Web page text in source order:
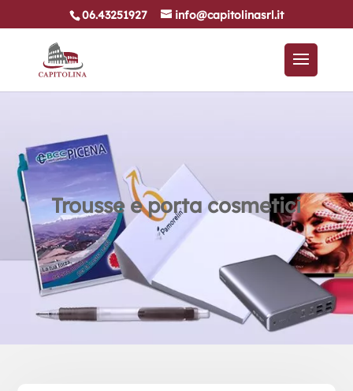
06.43251927 info@capitolinasrl.it
Trousse e porta cosmetici